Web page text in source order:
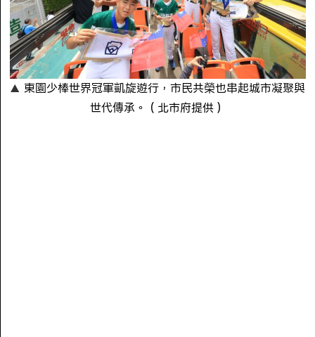
東園少棒世界冠軍凱旋遊行，市民共榮也串起城市凝聚與
世代傳承。（北市府提供）